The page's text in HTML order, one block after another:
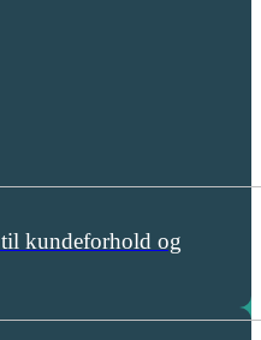
kundeforhold og